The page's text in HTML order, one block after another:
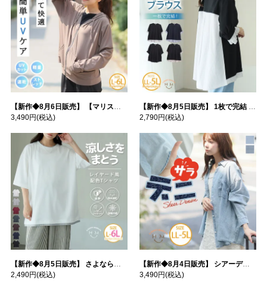
【新作◆8月6日販売】 【マリスポーツ】 運動初心者さんのための フード付き パーカー | 大きいサイズの通販ならハッピーマリリン
3,490円(税込)
【新作◆8月5日販売】 1枚で完結 袖口＆バック フハク使い トップス | 大きいサイズの通販ならハッピーマリリン
2,790円(税込)
【新作◆8月5日販売】 さよなら猛暑 涼しさを着る 遮熱 接触冷感 吸水・速乾 五分袖 コンフォートメッシュ 配色レイヤード 風ゆる Tシャツ | 大きいサイズの通販ならハッピーマリリン
2,490円(税込)
【新作◆8月4日販売】 シアーデニムで お洒落に肌隠し | 大きいサイズの通販ならハッピーマリリン
3,490円(税込)